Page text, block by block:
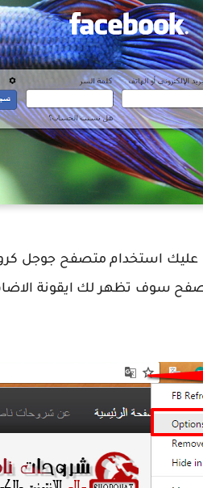
سوف تظهر لك ايقونة